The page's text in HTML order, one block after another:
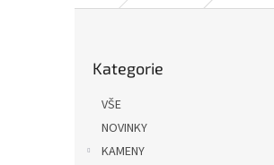
kategorie
Kategorie
VŠE
NOVINKY
KAMENY